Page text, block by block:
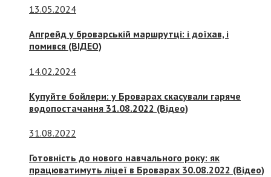
13.05.2024
Апгрейд у броварській маршрутці: і доїхав, і
помився (ВІДЕО)
14.02.2024
Купуйте бойлери: у Броварах скасували гаряче
водопостачання 31.08.2022 (Відео)
31.08.2022
Готовність до нового навчального року: як
працюватимуть ліцеї в Броварах 30.08.2022 (Відео)